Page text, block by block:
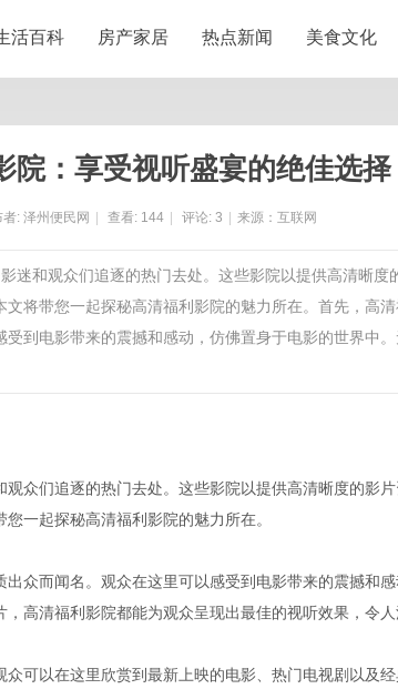
活百科 房产家居 热点新闻 美食文化
院：享受视听盛宴的绝佳选择
者: 泽州便民网 查看: 144 评论: 3 来源：互联网
迷和观众们追逐的热门去处。这些影院以提供高清晰度
将带您一起探秘高清福利影院的魅力所在。首先，高
到电影带来的震撼和感动，仿佛置身于电影的世界中
众们追逐的热门去处。这些影院以提供高清晰度的影
一起探秘高清福利影院的魅力所在。
众而闻名。观众在这里可以感受到电影带来的震撼和
高清福利影院都能为观众呈现出最佳的视听效果，令人
可以在这里欣赏到最新上映的电影、热门电视剧以及